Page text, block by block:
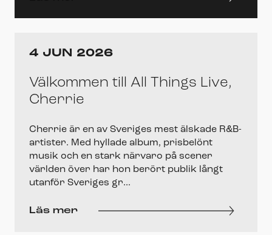
4 JUN 2026
Välkommen till All Things Live,
Cherrie
Cherrie är en av Sveriges mest älskade R&B-
artister. Med hyllade album, prisbelönt
musik och en stark närvaro på scener
världen över har hon berört publik långt
utanför Sveriges gr...
Läs mer